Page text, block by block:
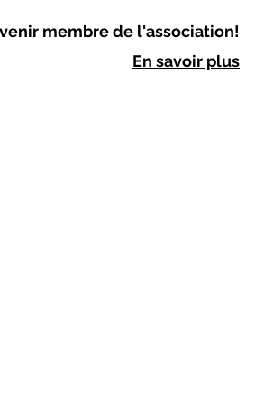
membre de l'association!
En savoir plus